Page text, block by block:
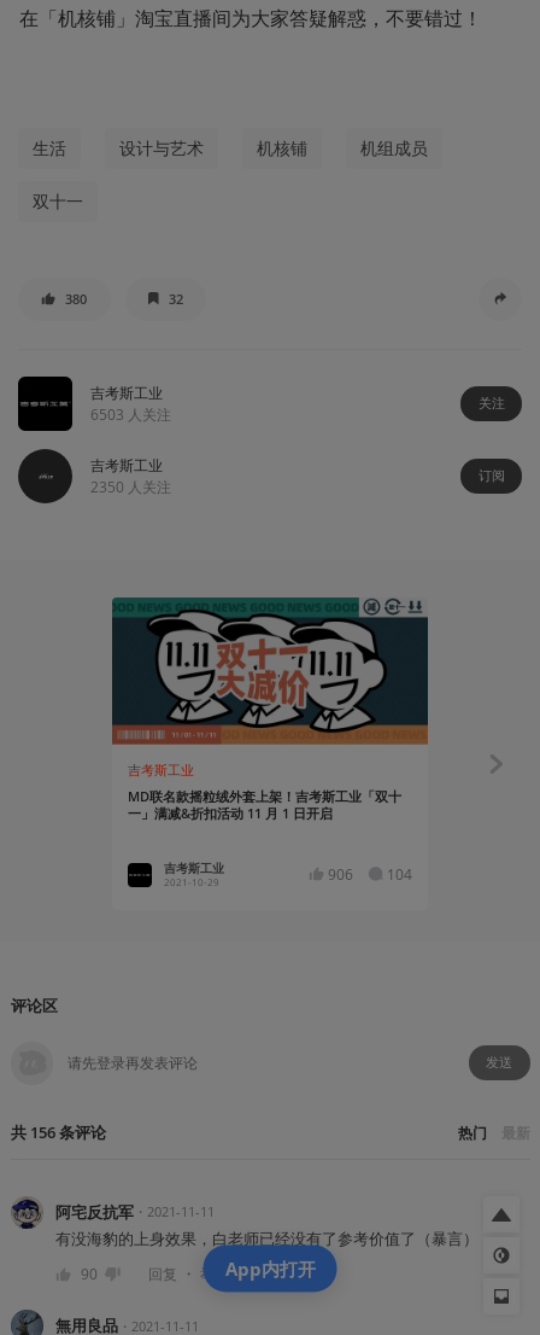
在「机核铺」淘宝直播间为大家答疑解惑，不要错过！
生活 设计与艺术 机核铺 机组成员
双十一
380 32
吉考斯工业
6503 人关注
关注
吉考斯工业
2350 人关注
订阅
吉考斯工业
MD联名款摇粒绒外套上架！吉考斯工业「双十
一」满减&折扣活动 11 月 1 日开启
吉考斯工业
2021-10-29 906 104
吉考斯工业
评论区
发送
共 156条评论 热门 最新
阿宅反抗军・ 2021-11-11
有没海豹的上身效果，白老师已经没有了参考价值了（暴言）
90 回复 ・ 举报
無用良品・ 2021-11-11
App内打开